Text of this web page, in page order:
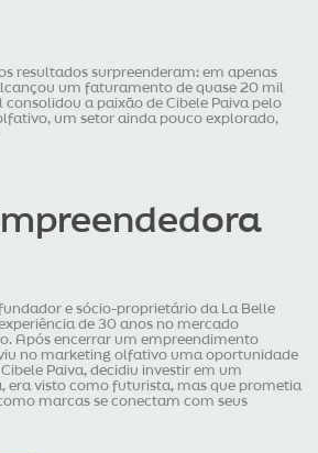
resultados surpreenderam: em apenas
um faturamento de quase 20 mil
consolidou a paixão de Cibele Paiva pelo
um setor ainda pouco explorado,
e sócio-proprietário da La Belle
de 30 anos no mercado
Após encerrar um empreendimento
no marketing olfativo uma oportunidade
Paiva, decidiu investir em um
era visto como futurista, mas que prometia
marcas se conectam com seus